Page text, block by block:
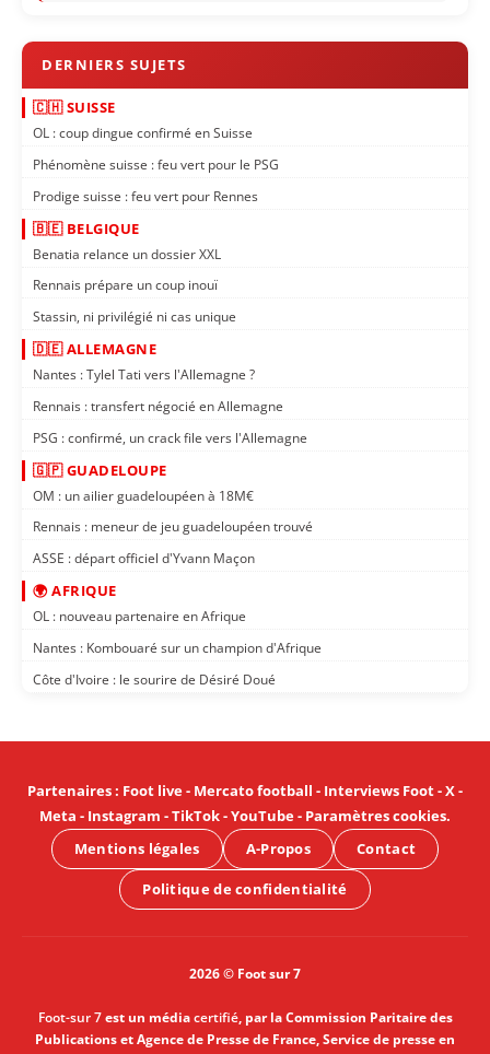
🇨🇭 SUISSE
OL : coup dingue confirmé en Suisse
Phénomène suisse : feu vert pour le PSG
Prodige suisse : feu vert pour Rennes
🇧🇪 BELGIQUE
Benatia relance un dossier XXL
Rennais prépare un coup inouï
Stassin, ni privilégié ni cas unique
🇩🇪 ALLEMAGNE
Nantes : Tylel Tati vers l'Allemagne ?
Rennais : transfert négocié en Allemagne
PSG : confirmé, un crack file vers l'Allemagne
🇬🇵 GUADELOUPE
OM : un ailier guadeloupéen à 18M€
Rennais : meneur de jeu guadeloupéen trouvé
ASSE : départ officiel d'Yvann Maçon
🌍 AFRIQUE
OL : nouveau partenaire en Afrique
Nantes : Kombouaré sur un champion d'Afrique
Côte d'Ivoire : le sourire de Désiré Doué
Partenaires: Foot live- Mercato football - Interviews Foot-X-
Meta - Instagram -TikTok-YouTube- Paramètres cookies.
Mentions légales
A-Propos Contact
Politique de confidentialité
2026 © Foot sur 7
Foot-sur 7est un médiacertifié, par la Commission Paritaire des
Publications et Agence de Presse de France, Service de presse en